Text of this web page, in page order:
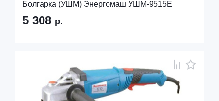
Болгарка (УШМ) Энергомаш УШМ-9515Е
5 308 р.